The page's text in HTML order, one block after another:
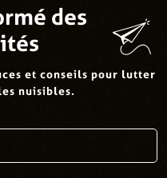
des
et conseils pour lutter
nuisibles.